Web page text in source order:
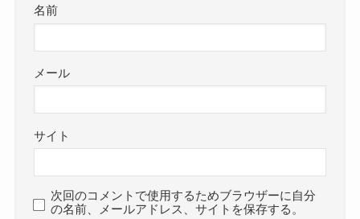
名前
メール
サイト
次回のコメントで使用するためブラウザーに自分
の名前、メールアドレス、サイトを保存する。